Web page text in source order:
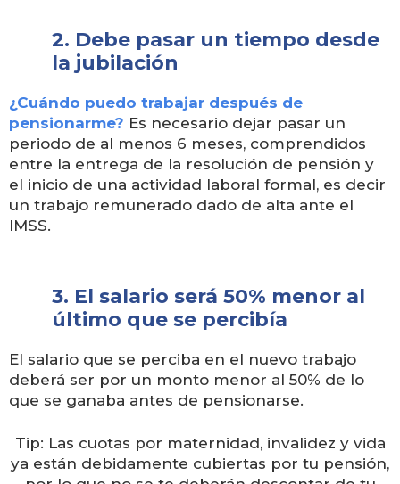
2. Debe pasar un tiempo desde
la jubilación
¿Cuándo puedo trabajar después de
pensionarme? Es necesario dejar pasar un
periodo de al menos 6 meses, comprendidos
entre la entrega de la resolución de pensión y
el inicio de una actividad laboral formal, es decir
un trabajo remunerado dado de alta ante el
IMSS.
3. El salario será 50% menor al
último que se percibía
El salario que se perciba en el nuevo trabajo
deberá ser por un monto menor al 50% de lo
que se ganaba antes de pensionarse.
Tip: Las cuotas por maternidad, invalidez y vida
ya están debidamente cubiertas por tu pensión,